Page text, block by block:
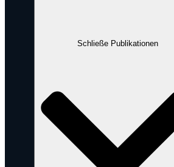
Schließe Publikationen